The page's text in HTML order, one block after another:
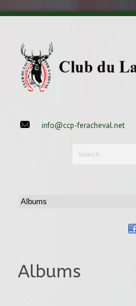
info@ccp-feracheval.net
Albums